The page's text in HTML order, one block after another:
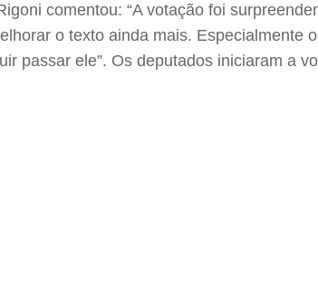
comentou: “A votação foi
o texto ainda mais.
passar ele”. Os deputados iniciaram a